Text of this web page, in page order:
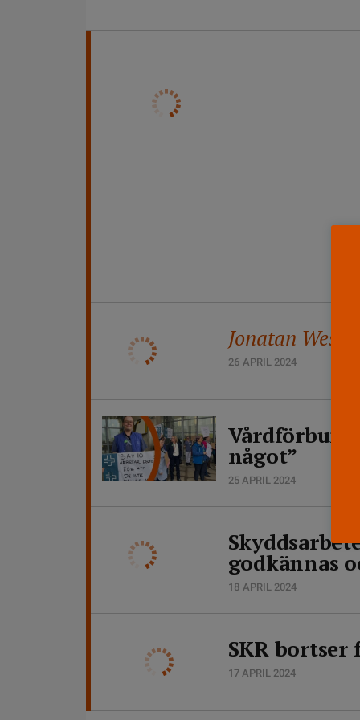
Jonatan Westin:
26 APRIL 2024
något”
25 APRIL 2024
godkännas
18 APRIL 2024
SKR
17 APRIL 2024